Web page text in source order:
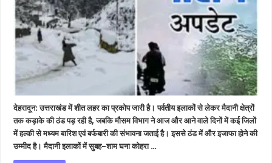
बर्फबारी
और
बारिश
का
अलर्ट
जारी
देहरादून: उत्तराखंड में शीत लहर का प्रकोप जारी है। पर्वतीय इलाकों से लेकर मैदानी क्षेत्रों
तक कड़ाके की ठंड पड़ रही है, जबकि मौसम विभाग ने आज और आने वाले दिनों में कई जिलों
में हल्की से मध्यम बारिश एवं बर्फबारी की संभावना जताई है। इससे ठंड में और इजाफा होने की
उम्मीद है। मैदानी इलाकों में सुबह-शाम घना कोहरा …